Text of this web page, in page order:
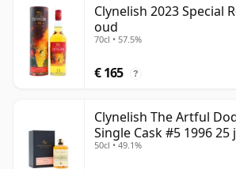
Clynelish 2023 Special
oud
70cl • 57.5%
€ 165 ?
Clynelish The Artful
Single Cask #5 1996 25
50cl • 49.1%